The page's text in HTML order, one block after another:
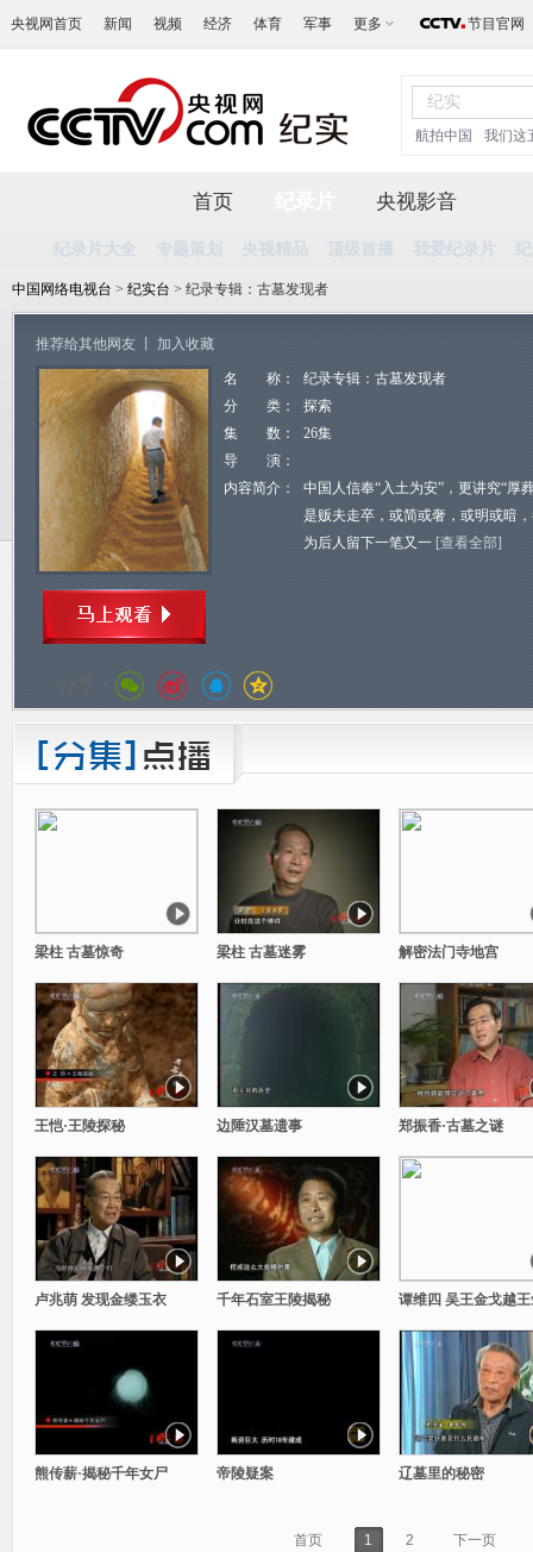
央视网首页 新闻 视频 经济 体育 军事 更多 节目官网
航拍中国 我们这
首页
纪录片大全 专题策划 央视精品 顶级首播 我爱纪录片
央视影音
中国网络电视台 > 纪实台 > 纪录专辑：古墓发现者
推荐给其他网友 加入收藏
名 称：
纪录专辑：古墓发现者
分 类：
探索
集 数：
26集
导 演：
内容简介：
中国人信奉“入土为安”，更讲究“厚
是贩夫走卒，或简或奢，或明或暗
为后人留下一笔又一 [查看全部]
分享：
梁柱 古墓惊奇 梁柱 古墓迷雾 解密法门寺地宫
王恺·王陵探秘 边陲汉墓遗事 郑振香·古墓之谜
卢兆萌 发现金缕玉衣 千年石室王陵揭秘 谭维四 吴王金戈越
熊传薪·揭秘千年女尸 帝陵疑案 辽墓里的秘密
首页 1 2 下一页